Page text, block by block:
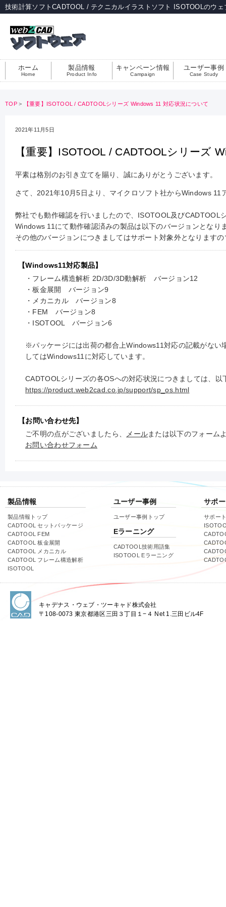
技術計算ソフトCADTOOL / テクニカルイラストソフト ISOTOOLのウェ
ホーム
Home
製品情報
Product Info
キャンペーン情報
Campaign
ユーザー事例
Case Study
TOP > 【重要】ISOTOOL / CADTOOLシリーズ Windows 11 対応状況について
2021年11月5日
【重要】ISOTOOL / CADTOOLシリーズ
平素は格別のお引き立てを賜り、誠にありがとうございます。
さて、2021年10月5日より、マイクロソフト社からWindows 11
弊社でも動作確認を行いましたので、ISOTOOL及びCADTOOL
Windows 11にて動作確認済みの製品は以下のバージョンとなり
その他のバージョンにつきましてはサポート対象外となります
【Windows11対応製品】
・フレーム構造解析 2D/3D/3D動解析 バージョン12
・板金展開 バージョン9
・メカニカル バージョン8
・FEM バージョン8
・ISOTOOL バージョン6
※パッケージには出荷の都合上Windows11対応の記載がない
してはWindows11に対応しています。
CADTOOLシリーズの各OSへの対応状況につきましては、
https://product.web2cad.co.jp/support/sp_os.html
【お問い合わせ先】
ご不明の点がございましたら、
メールまたは以下のフォーム
お問い合わせフォーム
製品情報
製品情報トップ
CADTOOL セットパッケージ
CADTOOL FEM
CADTOOL 板金展開
CADTOOL メカニカル
CADTOOL フレーム構造解析
ISOTOOL
ユーザー事例
ユーザー事例トップ
Eラーニング
CADTOOL技術用語集
ISOTOOL Eラーニング
サポ
サポー
キャデナス・ウェブ・ツーキャド株式会社
〒108-0073 東京都港区三田３丁目１−４ Net 1.三田ビル4F